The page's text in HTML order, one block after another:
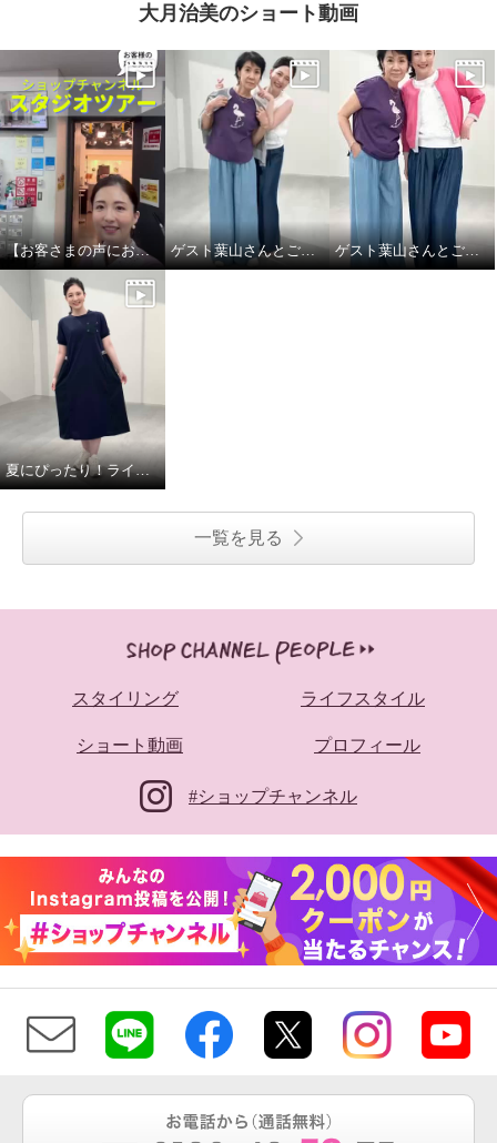
大月治美のショート動画
【お客さまの声にお応え】ショップチャンネル スタジオツアーby大月キャスト ゲスト葉山さんとご一緒しました! Part.2 ゲスト葉山さんとご一緒しました！
夏にぴったり！ラインアクセントワンピース！
一覧を見る
スタイリング ライフスタイル
ショート動画 プロフィール
#ショップチャンネル